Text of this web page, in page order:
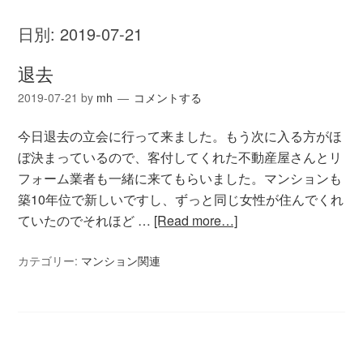
日別:2019-07-21
退去
2019-07-21 by mh コメントする
今日退去の立会に行って来ました。もう次に入る方がほ
ぼ決まっているので、客付してくれた不動産屋さんとリ
フォーム業者も一緒に来てもらいました。マンションも
築10年位で新しいですし、ずっと同じ女性が住んでくれ
ていたのでそれほど … [Read more…]
カテゴリー: マンション関連